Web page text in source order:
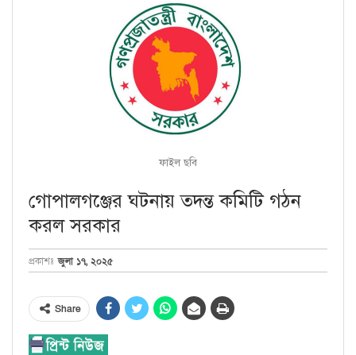
ফাইল ছবি
গোপালগঞ্জের ঘটনায় তদন্ত কমিটি গঠন
করল সরকার
প্রকাশঃ জুলা ১৭, ২০২৫
Share